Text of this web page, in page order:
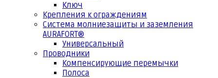
Ключ
Крепления к ограждениям
Система молниезащиты и заземления
AURAFORT®
Универсальный
Проводники
Компенсирующие перемычки
Полоса